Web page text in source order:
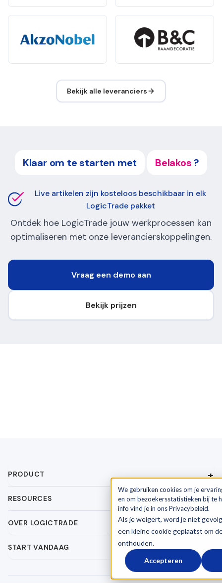
We gebruiken cookies om je
en om bezoekersstatistieken bij te
info vind je in ons Privacybeleid.
Als je weigert, word je niet
een kleine cookie geplaatst om
onthouden.
Accepteren
Bekijk alle leveranciers
Klaar om te starten met Belakos?
Live artikelen zijn kosteloos beschikbaar in elk
LogicTrade pakket
Ontdek hoe LogicTrade jouw werkprocessen kan
optimaliseren met onze leverancierskoppelingen.
Vraag een demo aan
Bekijk prijzen
PRODUCT
RESOURCES
OVER LOGICTRADE
START VANDAAG